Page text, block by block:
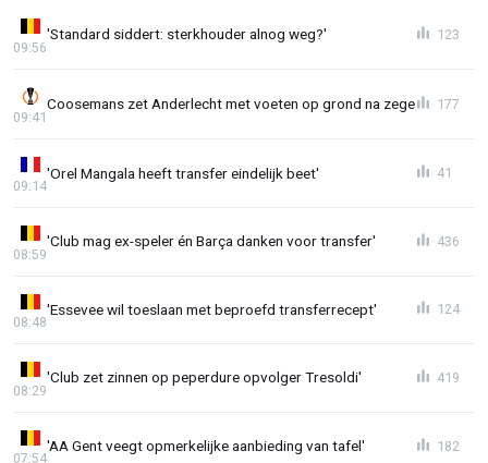
'Standard siddert: sterkhouder alnog weg?'
09:56
123
Coosemans zet Anderlecht met voeten op grond na zege
09:41
177
'Orel Mangala heeft transfer eindelijk beet'
09:14
41
'Club mag ex-speler én Barça danken voor transfer'
08:59
436
'Essevee wil toeslaan met beproefd transferrecept'
08:48
124
'Club zet zinnen op peperdure opvolger Tresoldi'
08:29
419
'AA Gent veegt opmerkelijke aanbieding van tafel'
07:54
182